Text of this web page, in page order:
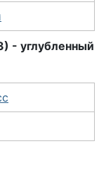
- углубленный